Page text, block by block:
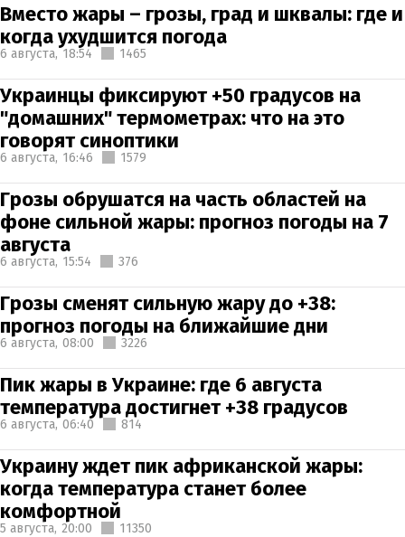
Вместо жары – грозы, град и шквалы: где и
когда ухудшится погода
6 августа, 18:54 1465
Украинцы фиксируют +50 градусов на
"домашних" термометрах: что на это
говорят синоптики
6 августа, 16:46 1579
Грозы обрушатся на часть областей на
фоне сильной жары: прогноз погоды на 7
августа
6 августа, 15:54 376
Грозы сменят сильную жару до +38:
прогноз погоды на ближайшие дни
6 августа, 08:00 3226
Пик жары в Украине: где 6 августа
температура достигнет +38 градусов
6 августа, 06:40 814
Украину ждет пик африканской жары:
когда температура станет более
комфортной
5 августа, 20:00 11350